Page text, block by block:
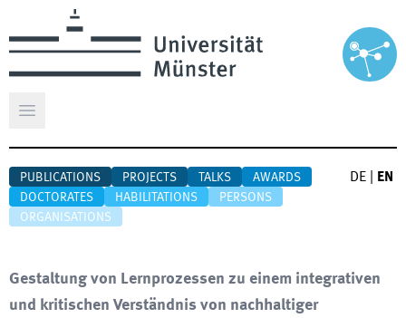
Open main menu
PUBLICATIONS PROJECTS TALKS
AWARDS
DOCTORATES
HABILITATIONS
PERSONS
ORGANISATIONS
DE EN
Gestaltung von Lernprozessen zu einem integrativen
und kritischen Verständnis von nachhaltiger